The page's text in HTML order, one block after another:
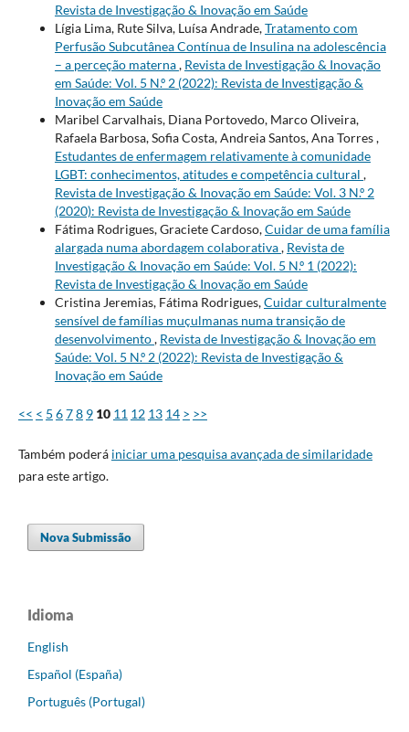
Revista de Investigação & Inovação em Saúde
Lígia Lima, Rute Silva, Luísa Andrade,Tratamento com
Perfusão Subcutânea Contínua de Insulina na adolescência
– a perceção materna, Revista de Investigação & Inovação
em Saúde: Vol. 5 N.º 2 (2022): Revista de Investigação &
Inovação em Saúde
Maribel Carvalhais, Diana Portovedo, Marco Oliveira,
Rafaela Barbosa, Sofia Costa, Andreia Santos, Ana Torres ,
Estudantes de enfermagem relativamente à comunidade
LGBT: conhecimentos, atitudes e competência cultural ,
Revista de Investigação & Inovação em Saúde: Vol. 3 N.º 2
(2020): Revista de Investigação & Inovação em Saúde
Fátima Rodrigues, Graciete Cardoso,Cuidar de uma família
alargada numa abordagem colaborativa, Revista de
Investigação & Inovação em Saúde: Vol. 5 N.º 1 (2022):
Revista de Investigação & Inovação em Saúde
Cristina Jeremias, Fátima Rodrigues,Cuidar culturalmente
sensível de famílias muçulmanas numa transição de
desenvolvimento, Revista de Investigação & Inovação em
Saúde: Vol. 5 N.º 2 (2022): Revista de Investigação &
Inovação em Saúde
<< < 5 678 9 10 11 12 13 14 > >>
Também poderá iniciar uma pesquisa avançada de similaridade
para este artigo.
Nova Submissão
Idioma
English
Español (España)
Português (Portugal)